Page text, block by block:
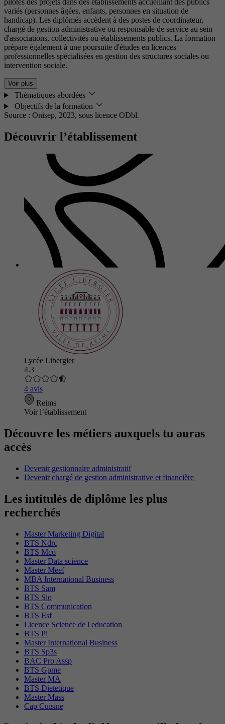
pilotes des projets dans des établissements accueillant des publics
variés (personnes âgées, enfants, personnes en situation de
handicap). Les diplômés accèdent à des postes de coordinateur,
chargé de gestion administrative ou responsable de service au sein
d'associations, collectivités ou établissements publics. La formation
prépare également à une poursuite d'études en licences
professionnelles spécialisées en gestion des structures sociales ou
intervention sociale.
Voir plus
Thématiques abordées
Objectifs de la formation
Source : Onisep, 2023, sous licence ODbl.
Découvrir l’établissement
Lycée Libergier
4.3
4 avis
Reims
Voir l’établissement
Découvre les métiers auxquels tu auras
accès
Devenir gestionnaire administratif
Devenir chargé de gestion administrative et financière
Les intitulés de diplôme les plus
recherchés
Master Marketing Digital
BTS Ndrc
BTS Mco
Master Data science
Master Meef
MBA International Business
BTS Sam
BTS Sio
BTS Communication
BTS Esf
Licence Science de l education
BTS Pi
Master International Business
BTS Sp3s
BAC Pro Assp
BTS Gpme
Master MA
BTS Dietetique
Master Mass
Cap Cuisine